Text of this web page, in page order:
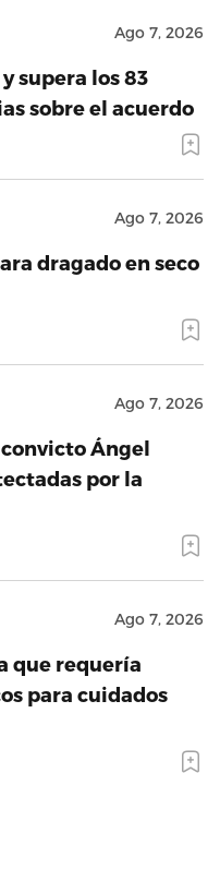
Ago 7, 2026
supera los 83
sobre el acuerdo
Ago 7, 2026
dragado en seco
Ago 7, 2026
Ángel
por la
Ago 7, 2026
que requería
para cuidados